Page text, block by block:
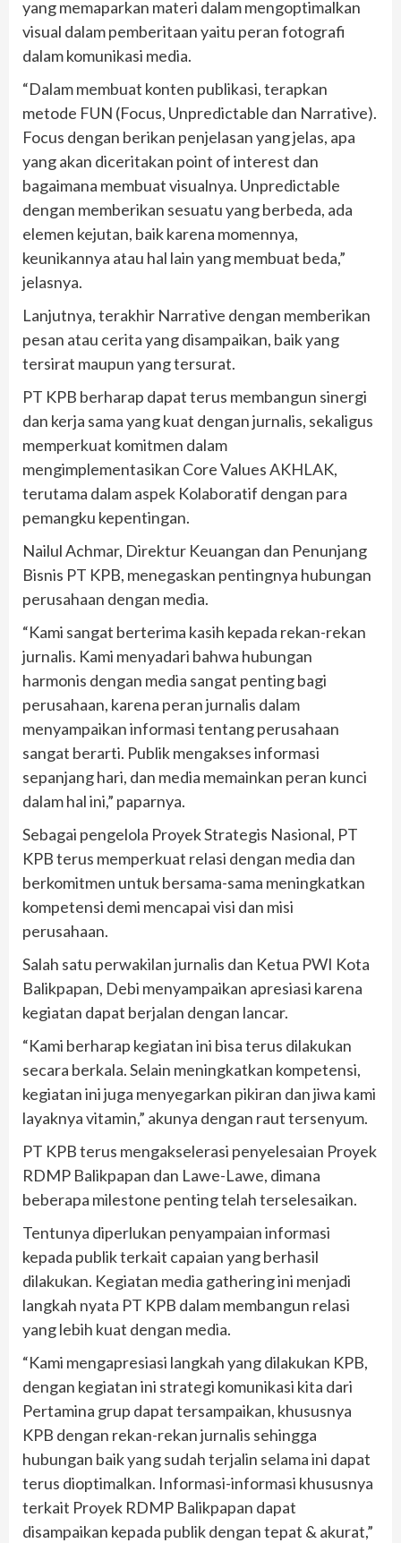
yang memaparkan materi dalam mengoptimalkan
visual dalam pemberitaan yaitu peran fotografi
dalam komunikasi media.
“Dalam membuat konten publikasi, terapkan
metode FUN (Focus, Unpredictable dan Narrative).
Focus dengan berikan penjelasan yang jelas, apa
yang akan diceritakan point of interest dan
bagaimana membuat visualnya. Unpredictable
dengan memberikan sesuatu yang berbeda, ada
elemen kejutan, baik karena momennya,
keunikannya atau hal lain yang membuat beda,”
jelasnya.
Lanjutnya, terakhir Narrative dengan memberikan
pesan atau cerita yang disampaikan, baik yang
tersirat maupun yang tersurat.
PT KPB berharap dapat terus membangun sinergi
dan kerja sama yang kuat dengan jurnalis, sekaligus
memperkuat komitmen dalam
mengimplementasikan Core Values AKHLAK,
terutama dalam aspek Kolaboratif dengan para
pemangku kepentingan.
Nailul Achmar, Direktur Keuangan dan Penunjang
Bisnis PT KPB, menegaskan pentingnya hubungan
perusahaan dengan media.
“Kami sangat berterima kasih kepada rekan-rekan
jurnalis. Kami menyadari bahwa hubungan
harmonis dengan media sangat penting bagi
perusahaan, karena peran jurnalis dalam
menyampaikan informasi tentang perusahaan
sangat berarti. Publik mengakses informasi
sepanjang hari, dan media memainkan peran kunci
dalam hal ini,” paparnya.
Sebagai pengelola Proyek Strategis Nasional, PT
KPB terus memperkuat relasi dengan media dan
berkomitmen untuk bersama-sama meningkatkan
kompetensi demi mencapai visi dan misi
perusahaan.
Salah satu perwakilan jurnalis dan Ketua PWI Kota
Balikpapan, Debi menyampaikan apresiasi karena
kegiatan dapat berjalan dengan lancar.
“Kami berharap kegiatan ini bisa terus dilakukan
secara berkala. Selain meningkatkan kompetensi,
kegiatan ini juga menyegarkan pikiran dan jiwa kami
layaknya vitamin,” akunya dengan raut tersenyum.
PT KPB terus mengakselerasi penyelesaian Proyek
RDMP Balikpapan dan Lawe-Lawe, dimana
beberapa milestone penting telah terselesaikan.
Tentunya diperlukan penyampaian informasi
kepada publik terkait capaian yang berhasil
dilakukan. Kegiatan media gathering ini menjadi
langkah nyata PT KPB dalam membangun relasi
yang lebih kuat dengan media.
“Kami mengapresiasi langkah yang dilakukan KPB,
dengan kegiatan ini strategi komunikasi kita dari
Pertamina grup dapat tersampaikan, khususnya
KPB dengan rekan-rekan jurnalis sehingga
hubungan baik yang sudah terjalin selama ini dapat
terus dioptimalkan. Informasi-informasi khususnya
terkait Proyek RDMP Balikpapan dapat
disampaikan kepada publik dengan tepat & akurat,”